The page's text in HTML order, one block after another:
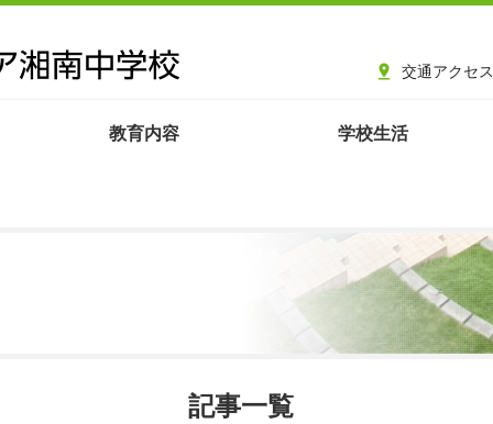
 交通アクセス
教育内容 学校生活
記事一覧